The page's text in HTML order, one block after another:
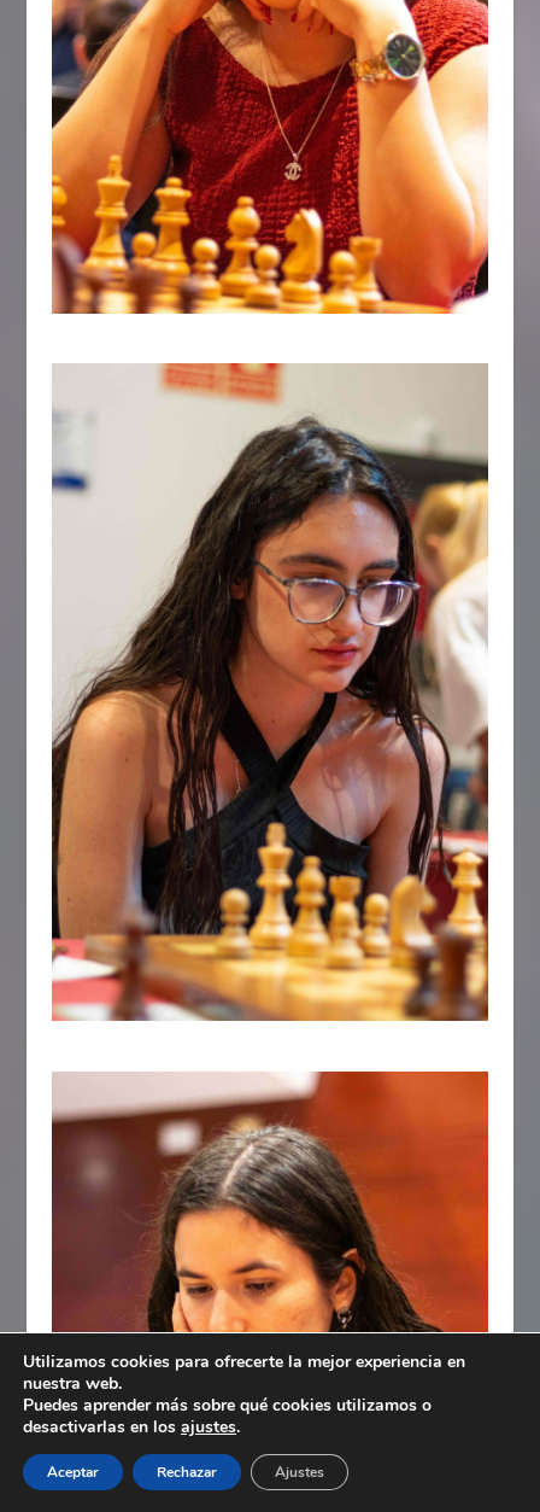
Utilizamos cookies para ofrecerte la mejor experiencia en
nuestra web.
Puedes aprender más sobre qué cookies utilizamos o
desactivarlas en los ajustes.
Aceptar Rechazar Ajustes